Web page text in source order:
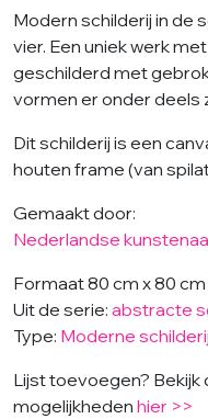
Modern schilderij in de
vier. Een uniek werk
geschilderd met
vormen er onder deels
Dit schilderij is een
houten frame (van
Gemaakt door:
Nederlandse
Formaat 80 cm x 80 cm
Uit de serie: abstracte
Type: Moderne
Lijst toevoegen? Bekijk
mogelijkheden hier >>